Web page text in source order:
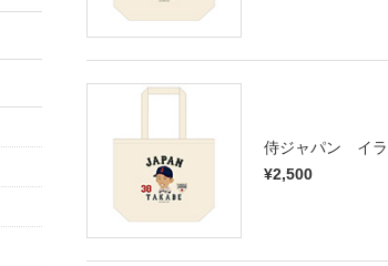
侍ジャパン イ
¥2,500